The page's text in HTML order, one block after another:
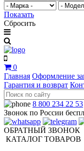
Показать
Сбросить
0
Главная Оформление
Гарантия и возврат
8 800 234 22 53
Звонок по России
ОБРАТНЫЙ ЗВОНОК
КАТАЛОГ ТОВАРОВ